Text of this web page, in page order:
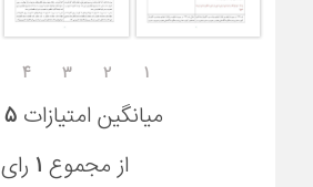
۱ ۲ ۳ ۴
میانگین امتیازات ۵
از مجموع ۱ رای